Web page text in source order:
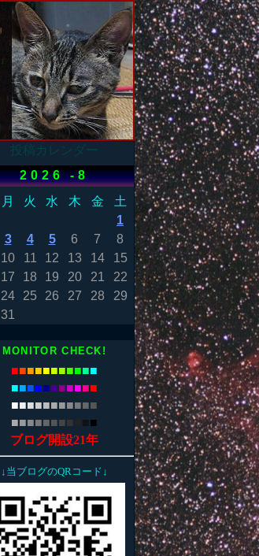
投稿カレンダー
2026 -8
月 火 水 木 金
土
1
3 4 5 6 7
8
10 11 12 13 14
15
17 18 19 20 21
22
24 25 26 27 28
29
31
MONITOR CHECK!
■■■■■■■■■■■
■■■■■■■■■■■
■■■■■■■■■■■
■■■■■■■■ ■■
ブログ開設21年
↓当ブログのQRコード↓